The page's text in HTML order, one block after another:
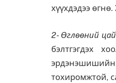
хүүхдэдээ
2- Өглөөний
бэлтгэгдэх
тохиромжтой,